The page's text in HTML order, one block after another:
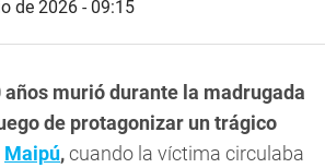
de 2026 - 09:15
años murió durante la madrugada
de protagonizar un trágico
Maipú,cuando la víctima circulaba